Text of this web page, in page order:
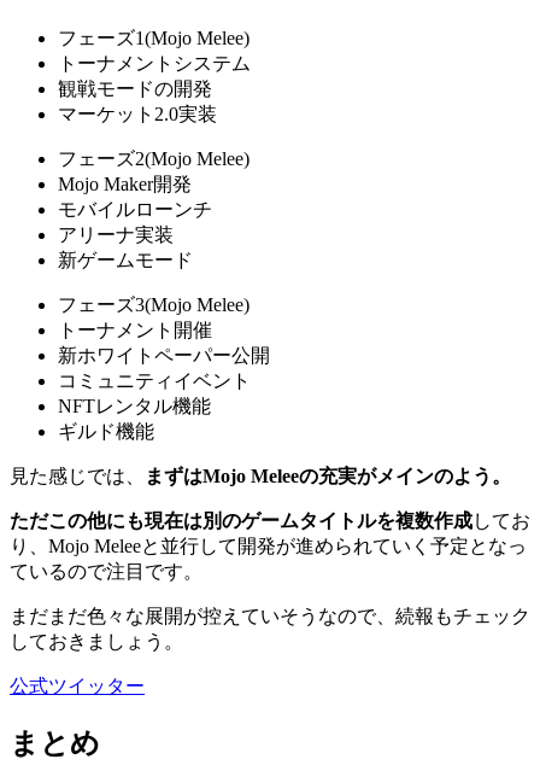
フェーズ1(Mojo Melee)
トーナメントシステム
観戦モードの開発
マーケット2.0実装
フェーズ2(Mojo Melee)
Mojo Maker開発
モバイルローンチ
アリーナ実装
新ゲームモード
フェーズ3(Mojo Melee)
トーナメント開催
新ホワイトペーパー公開
コミュニティイベント
NFTレンタル機能
ギルド機能
見た感じでは、 まずはMojo Meleeの充実がメインのよう。
ただこの他にも現在は別のゲームタイトルを複数作成してお
り、Mojo Meleeと並行して開発が進められていく予定となっ
ているので注目です。
まだまだ色々な展開が控えていそうなので、続報もチェック
しておきましょう。
公式ツイッター
まとめ